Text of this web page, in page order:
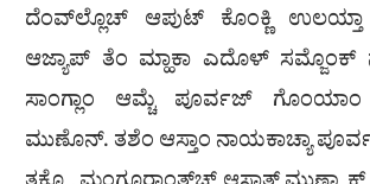
ದೆಂವ್‌ಲ್ಲೊಚ್ ಆಪುಟ್ ಕೊಂಕ್ಣಿ
ಆಜ್ಯಾಪ್ ತೆಂ ಮ್ಹಾಕಾ ಎದೊಳ್ ಸಮ್ಜೊಂಕ್
ಸಾಂಗ್ಲಾಂ ಆಮ್ಚೆ ಪೂರ್ವಜ್
ಮುಣೊನ್. ತಶೆಂ ಆಸ್ತಾಂ ನಾಯಕಾಚ್ಯಾ